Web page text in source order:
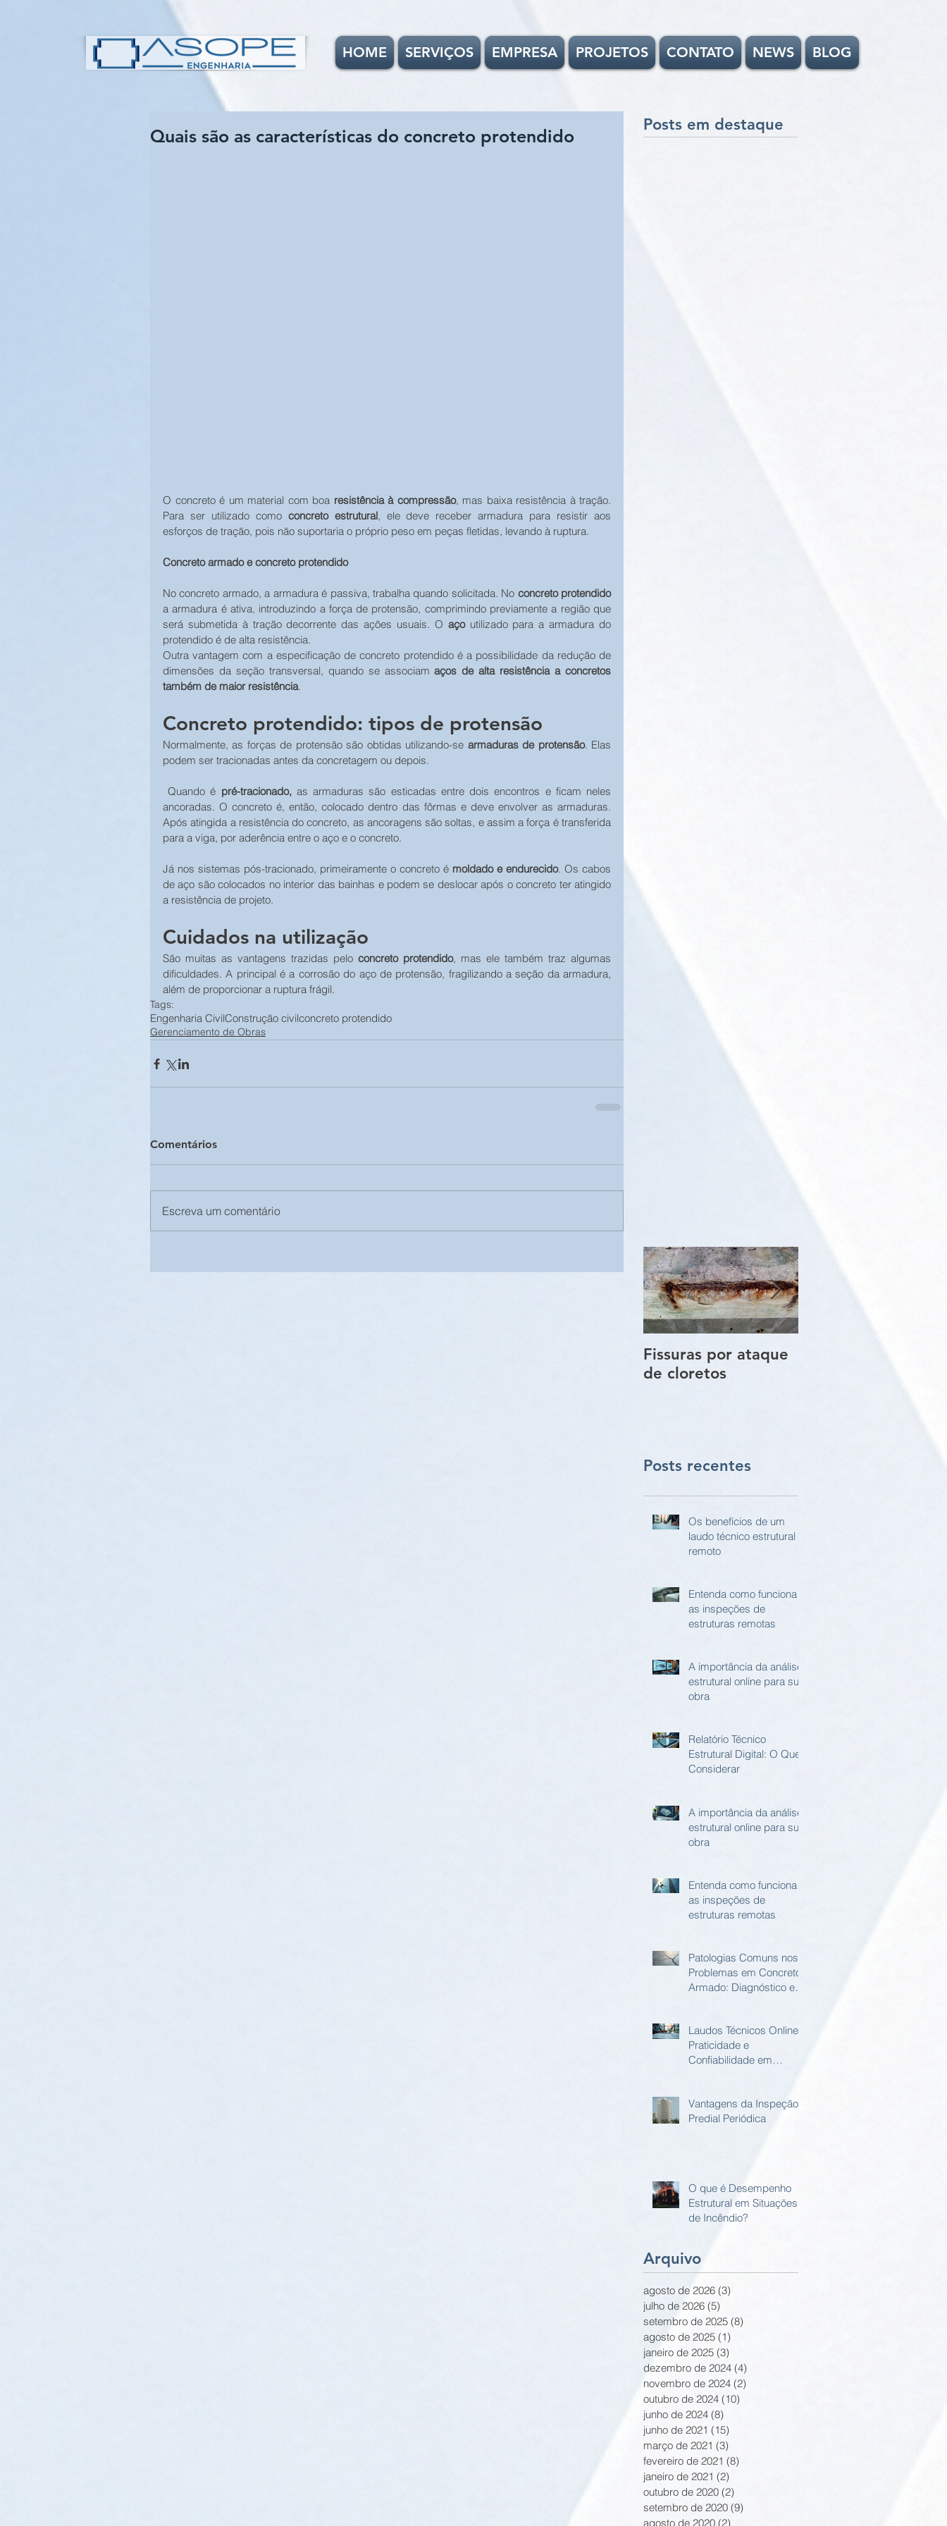
HOME SERVIÇOS EMPRESA PROJETOS CONTATO NEWS BLOG
Quais são as características do concreto protendido
O concreto é um material com boa resistência à compressão, mas baixa resistência à tração.
Para ser utilizado como concreto estrutural, ele deve receber armadura para resistir aos
esforços de tração, pois não suportaria o próprio peso em peças fletidas, levando à ruptura.
Concreto armado e concreto protendido
No concreto armado, a armadura é passiva, trabalha quando solicitada. No concreto protendido
a armadura é ativa, introduzindo a força de protensão, comprimindo previamente a região que
será submetida à tração decorrente das ações usuais. O aço utilizado para a armadura do
protendido é de alta resistência.
Outra vantagem com a especificação de concreto protendido é a possibilidade da redução de
dimensões da seção transversal, quando se associam aços de alta resistência a concretos
também de maior resistência.
Concreto protendido: tipos de protensão
Normalmente, as forças de protensão são obtidas utilizando-se armaduras de protensão. Elas
podem ser tracionadas antes da concretagem ou depois.
Quando é pré-tracionado, as armaduras são esticadas entre dois encontros e ficam neles
ancoradas. O concreto é, então, colocado dentro das fôrmas e deve envolver as armaduras.
Após atingida a resistência do concreto, as ancoragens são soltas, e assim a força é transferida
para a viga, por aderência entre o aço e o concreto.
Já nos sistemas pós-tracionado, primeiramente o concreto é moldado e endurecido. Os cabos
de aço são colocados no interior das bainhas e podem se deslocar após o concreto ter atingido
a resistência de projeto.
Cuidados na utilização
São muitas as vantagens trazidas pelo concreto protendido, mas ele também traz algumas
dificuldades. A principal é a corrosão do aço de protensão, fragilizando a seção da armadura,
além de proporcionar a ruptura frágil.
Tags:
Engenharia CivilConstrução civilconcreto protendido
Gerenciamento de Obras
Comentários
Escreva um comentário
Posts em destaque
Fissuras por ataque
de cloretos
Trincas e Fissuras
nas estruturas de
paredes vigas e
Posts recentes
Os benefícios de um
laudo técnico estrutural
remoto
Entenda como funciona
as inspeções de
estruturas remotas
A importância da análise
estrutural online para sua
obra
Relatório Técnico
Estrutural Digital: O Que
Considerar
A importância da análise
estrutural online para sua
obra
Entenda como funciona
as inspeções de
estruturas remotas
Patologias Comuns nos
Problemas em Concreto
Armado: Diagnóstico e
Laudos Técnicos Online:
Praticidade e
Confiabilidade em
Vantagens da Inspeção
Predial Periódica
O que é Desempenho
Estrutural em Situações
de Incêndio?
Arquivo
agosto de 2026 (3)
julho de 2026 (5)
setembro de 2025 (8)
agosto de 2025 (1)
janeiro de 2025 (3)
dezembro de 2024 (4)
novembro de 2024 (2)
outubro de 2024 (10)
junho de 2024 (8)
junho de 2021 (15)
março de 2021 (3)
fevereiro de 2021 (8)
janeiro de 2021 (2)
outubro de 2020 (2)
setembro de 2020 (9)
agosto de 2020 (2)